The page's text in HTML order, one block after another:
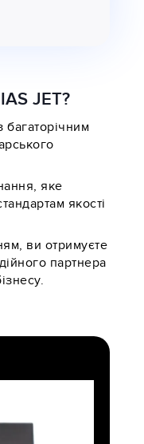
JET?
багаторічним
яке
якості
ви отримуєте
партнера